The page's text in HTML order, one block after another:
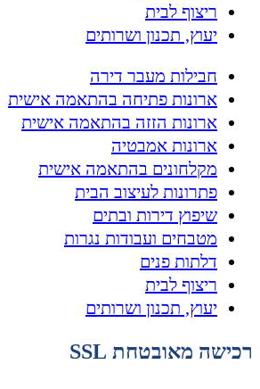
ריצוף לבית
יעוץ, תכנון ושרותים
חבילות מעבר דירה
ארונות פתיחה בהתאמה אישית
ארונות הזזה בהתאמה אישית
ארונות אמבטיה
מקלחונים בהתאמה אישית
פתרונות לעיצוב הבית
שיפוץ דירות ובתים
מטבחים ועבודות נגרות
דלתות פנים
ריצוף לבית
יעוץ, תכנון ושרותים
רכישה מאובטחת SSL